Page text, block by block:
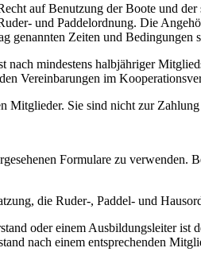
auf Benutzung der Boote und
und Paddelordnung. Die
genannten Zeiten und
mindestens halbjähriger
Vereinbarungen im
Mitglieder. Sie sind nicht zur
Formulare zu verwenden.
die Ruder-, Paddel- und
oder einem Ausbildungsleiter
nach einem entsprechenden